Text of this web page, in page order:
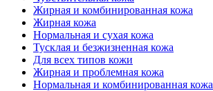
Жирная и комбинированная кожа
Жирная кожа
Нормальная и сухая кожа
Тусклая и безжизненная кожа
Для всех типов кожи
Жирная и проблемная кожа
Нормальная и комбинированная кожа